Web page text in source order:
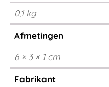
0,1 kg
Afmetingen
6 × 3 × 1 cm
Fabrikant